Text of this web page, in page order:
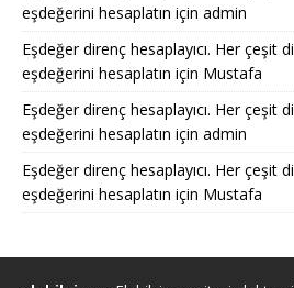
eşdeğerini hesaplatın için admin
Eşdeğer direnç hesaplayıcı. Her çeşit
eşdeğerini hesaplatın için Mustafa
Eşdeğer direnç hesaplayıcı. Her çeşit
eşdeğerini hesaplatın için admin
Eşdeğer direnç hesaplayıcı. Her çeşit
eşdeğerini hesaplatın için Mustafa